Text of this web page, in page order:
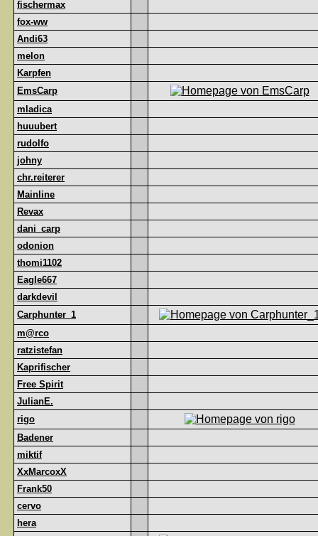
fischermax
fox-ww
Andi63
melon
Karpfen
EmsCarp
mladica
huuubert
rudolfo
johny
chr.reiterer
Mainline
Revax
dani_carp
odonion
thomi1102
Eagle667
darkdevil
Carphunter_1
m@rco
ratzistefan
Kaprifischer
Free Spirit
JulianE.
rigo
Badener
miktif
XxMarcoxX
Frank50
cervo
hera